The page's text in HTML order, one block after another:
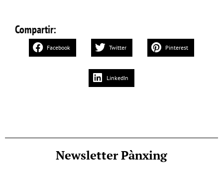
Compartir:
Facebook Twitter Pinterest
LinkedIn
Newsletter Pànxing